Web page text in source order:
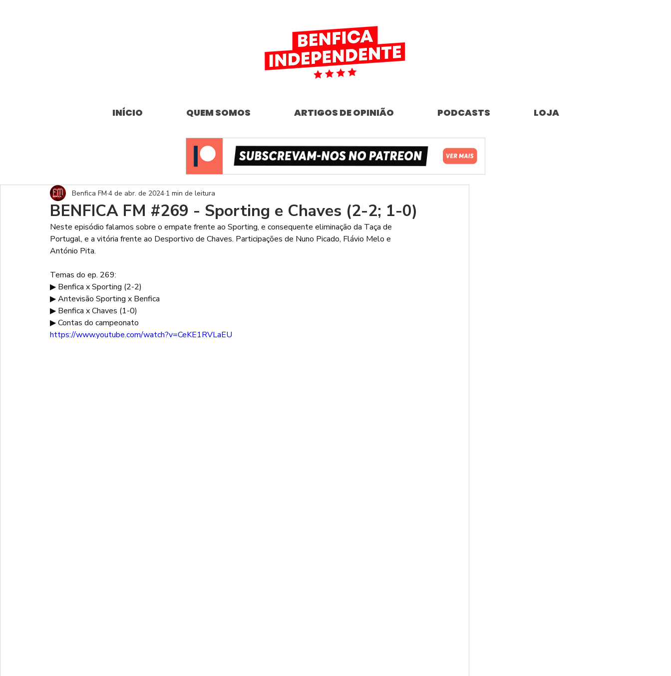
INÍCIO QUEM SOMOS ARTIGOS DE OPINIÃO PODCASTS LOJA
BENFICA FM #269 - Sporting e Chaves (2-2; 1-0)
Benfica FM 4 de abr. de 2024 1 min de leitura
Neste episódio falamos sobre o empate frente ao Sporting, e consequente eliminação da Taça de
Portugal, e a vitória frente ao Desportivo de Chaves. Participações de Nuno Picado, Flávio Melo e
António Pita.
Temas do ep. 269:
▶ Benfica x Sporting (2-2)
▶ Antevisão Sporting x Benfica
▶ Benfica x Chaves (1-0)
▶ Contas do campeonato
https://www.youtube.com/watch?v=CeKE1RVLaEU